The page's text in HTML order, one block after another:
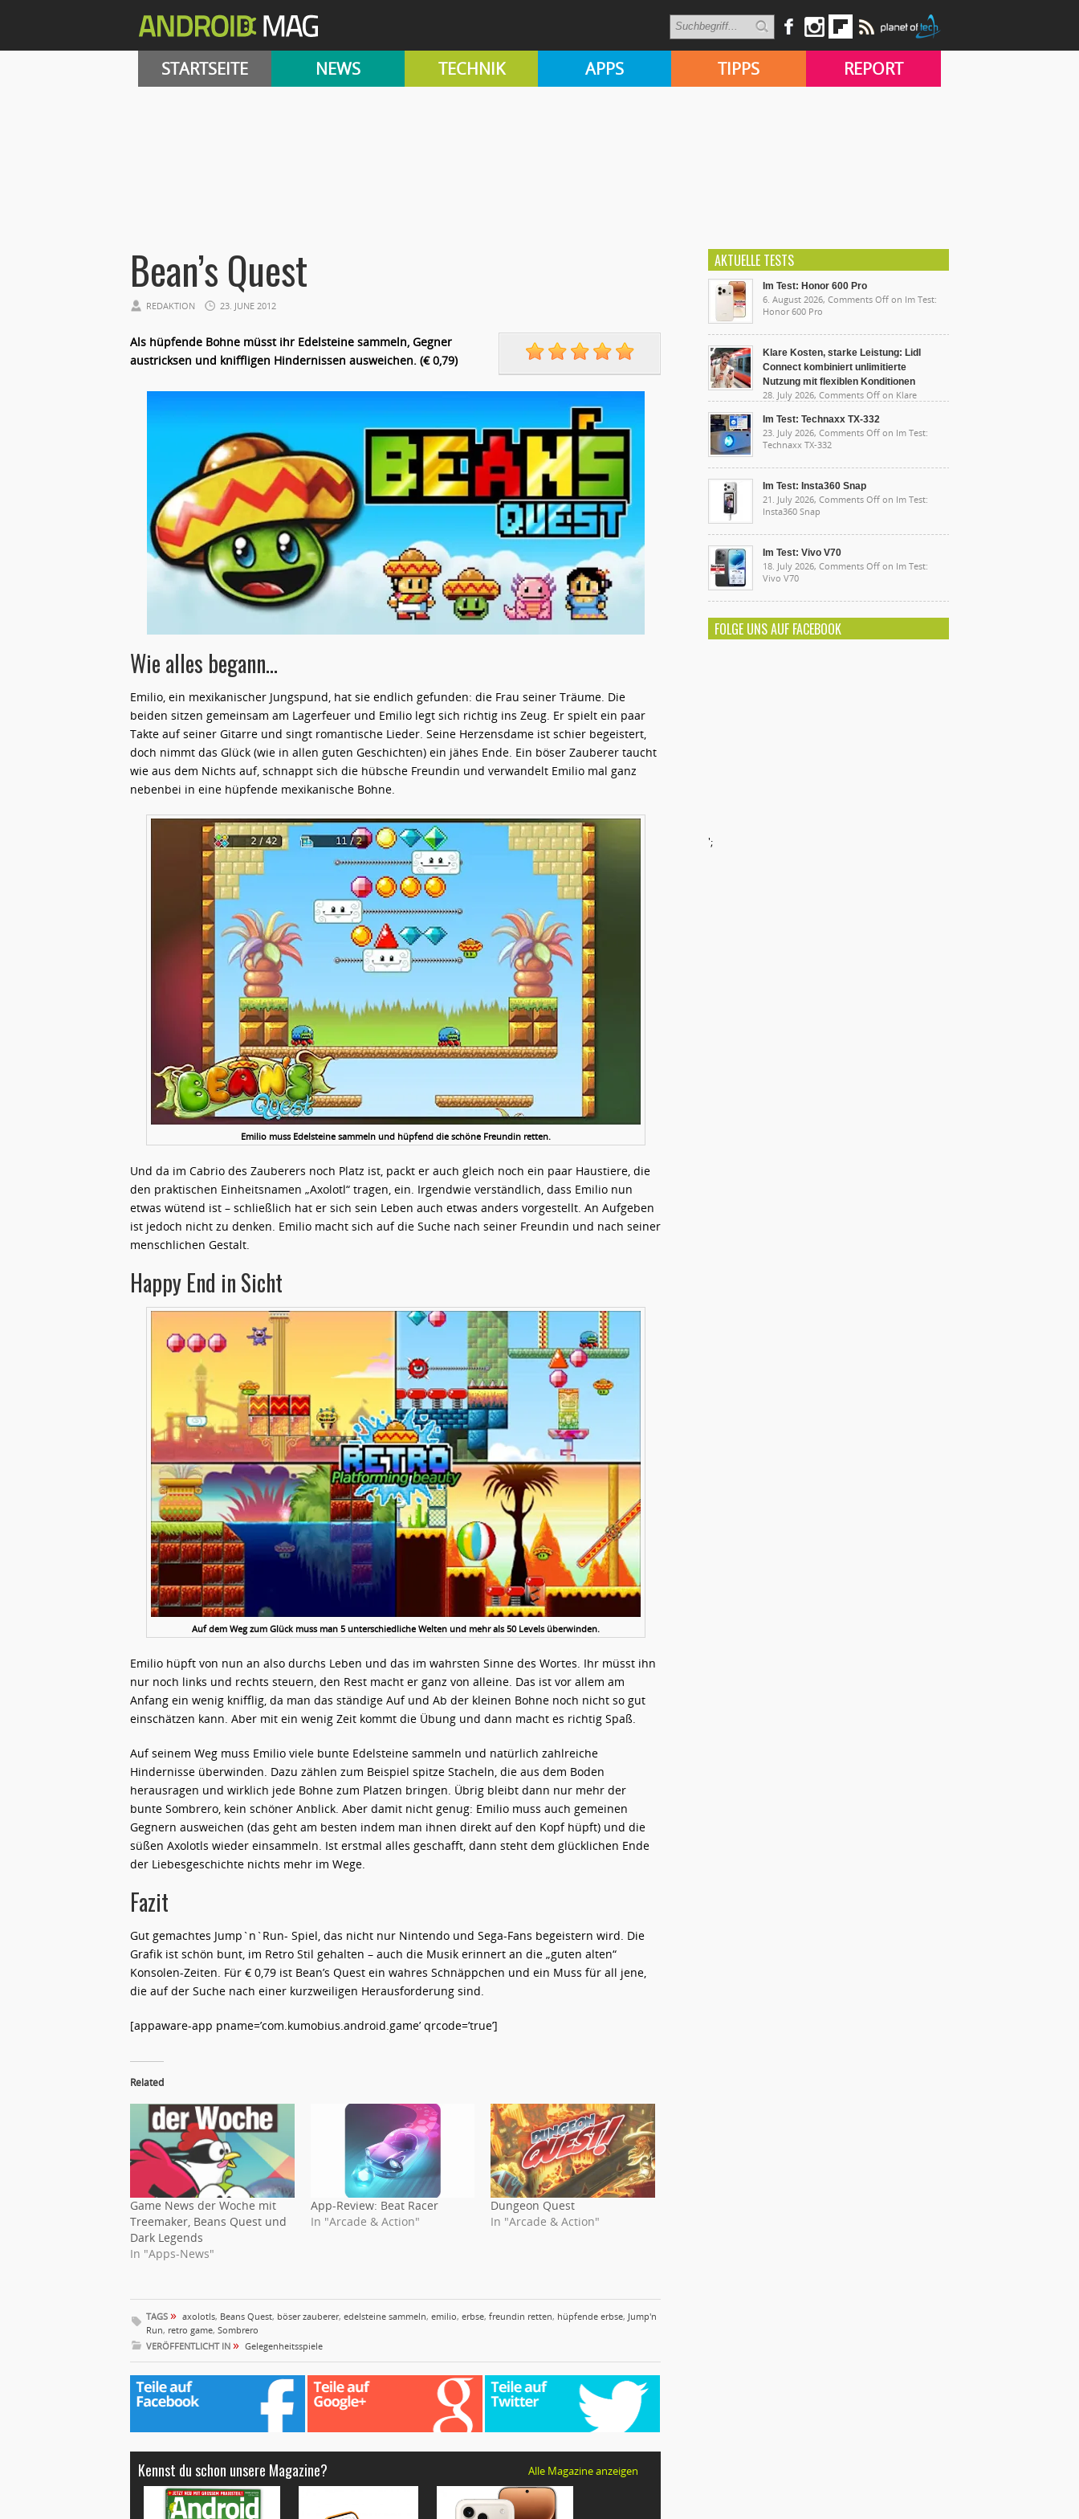
STARTSEITE NEWS TECHNIK APPS TIPPS REPORT
Bean’s Quest
REDAKTION 23. JUNE 2012
Als hüpfende Bohne müsst ihr Edelsteine sammeln, Gegner
austricksen und kniffligen Hindernissen ausweichen. (€ 0,79)
Wie alles begann…
Emilio, ein mexikanischer Jungspund, hat sie endlich gefunden: die Frau seiner Träume. Die
beiden sitzen gemeinsam am Lagerfeuer und Emilio legt sich richtig ins Zeug. Er spielt ein paar
Takte auf seiner Gitarre und singt romantische Lieder. Seine Herzensdame ist schier begeistert,
doch nimmt das Glück (wie in allen guten Geschichten) ein jähes Ende. Ein böser Zauberer taucht
wie aus dem Nichts auf, schnappt sich die hübsche Freundin und verwandelt Emilio mal ganz
nebenbei in eine hüpfende mexikanische Bohne.
Emilio muss Edelsteine sammeln und hüpfend die schöne Freundin retten.
Und da im Cabrio des Zauberers noch Platz ist, packt er auch gleich noch ein paar Haustiere, die
den praktischen Einheitsnamen „Axolotl“ tragen, ein. Irgendwie verständlich, dass Emilio nun
etwas wütend ist – schließlich hat er sich sein Leben auch etwas anders vorgestellt. An Aufgeben
ist jedoch nicht zu denken. Emilio macht sich auf die Suche nach seiner Freundin und nach seiner
menschlichen Gestalt.
Happy End in Sicht
Auf dem Weg zum Glück muss man 5 unterschiedliche Welten und mehr als 50 Levels überwinden.
Emilio hüpft von nun an also durchs Leben und das im wahrsten Sinne des Wortes. Ihr müsst ihn
nur noch links und rechts steuern, den Rest macht er ganz von alleine. Das ist vor allem am
Anfang ein wenig knifflig, da man das ständige Auf und Ab der kleinen Bohne noch nicht so gut
einschätzen kann. Aber mit ein wenig Zeit kommt die Übung und dann macht es richtig Spaß.
Auf seinem Weg muss Emilio viele bunte Edelsteine sammeln und natürlich zahlreiche
Hindernisse überwinden. Dazu zählen zum Beispiel spitze Stacheln, die aus dem Boden
herausragen und wirklich jede Bohne zum Platzen bringen. Übrig bleibt dann nur mehr der
bunte Sombrero, kein schöner Anblick. Aber damit nicht genug: Emilio muss auch gemeinen
Gegnern ausweichen (das geht am besten indem man ihnen direkt auf den Kopf hüpft) und die
süßen Axolotls wieder einsammeln. Ist erstmal alles geschafft, dann steht dem glücklichen Ende
der Liebesgeschichte nichts mehr im Wege.
Fazit
Gut gemachtes Jump`n`Run- Spiel, das nicht nur Nintendo und Sega-Fans begeistern wird. Die
Grafik ist schön bunt, im Retro Stil gehalten – auch die Musik erinnert an die „guten alten“
Konsolen-Zeiten. Für € 0,79 ist Bean’s Quest ein wahres Schnäppchen und ein Muss für all jene,
die auf der Suche nach einer kurzweiligen Herausforderung sind.
[appaware-app pname=’com.kumobius.android.game’ qrcode=’true’]
Related
Game News der Woche mit
Treemaker, Beans Quest und
Dark Legends
In "Apps-News"
App-Review: Beat Racer
In "Arcade & Action"
Dungeon Quest
In "Arcade & Action"
TAGS » axolotls, Beans Quest, böser zauberer, edelsteine sammeln, emilio, erbse, freundin retten, hüpfende erbse, Jump'n
Run, retro game, Sombrero
VERÖFFENTLICHT IN » Gelegenheitsspiele
Kennst du schon unsere Magazine? Alle Magazine anzeigen
AKTUELLE TESTS
Im Test: Honor 600 Pro
6. August 2026, Comments Off on Im Test:
Honor 600 Pro
Klare Kosten, starke Leistung: Lidl
Connect kombiniert unlimitierte
Nutzung mit flexiblen Konditionen
28. July 2026, Comments Off on Klare
unlimitierte Nutzung mit flexiblen Konditionen
Im Test: Technaxx TX-332
23. July 2026, Comments Off on Im Test:
Technaxx TX-332
Im Test: Insta360 Snap
21. July 2026, Comments Off on Im Test:
Insta360 Snap
Im Test: Vivo V70
18. July 2026, Comments Off on Im Test:
Vivo V70
FOLGE UNS AUF FACEBOOK
';